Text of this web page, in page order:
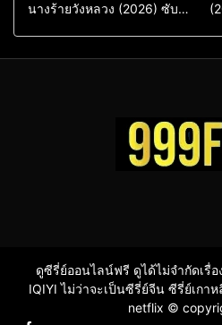
Sci-Fi & Fantasy
นางร้ายวังหลวง (2026) ซับ
ดูซีรี่ย์ออนไลน์ฟรี ดูได้ไม่จำกัดเรื่อ
IQIYI ไม่ว่าจะเป็นซีรี่ย์จีน ซีรี่ย์เกา
netflix ©